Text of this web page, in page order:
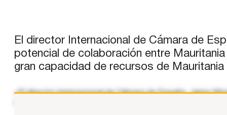
El director Internacional de Cámara de
potencial de colaboración entre
gran capacidad de recursos de
«El director Internacional de Cámara de España, Jaime